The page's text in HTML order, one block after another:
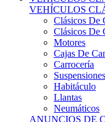
Clásicos De
Clásicos De
Motores
Cajas De
Carrocería
Suspensiones
Habitáculo
Llantas
Neumáticos
ANUNCIOS DE
Compra De